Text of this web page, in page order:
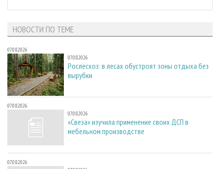
НОВОСТИ ПО ТЕМЕ
07.08.2026
07.08.2026
Рослесхоз: в лесах обустроят зоны отдыха без
вырубки
07.08.2026
07.08.2026
«Свеза» изучила применение своих ДСП в
мебельном производстве
07.08.2026